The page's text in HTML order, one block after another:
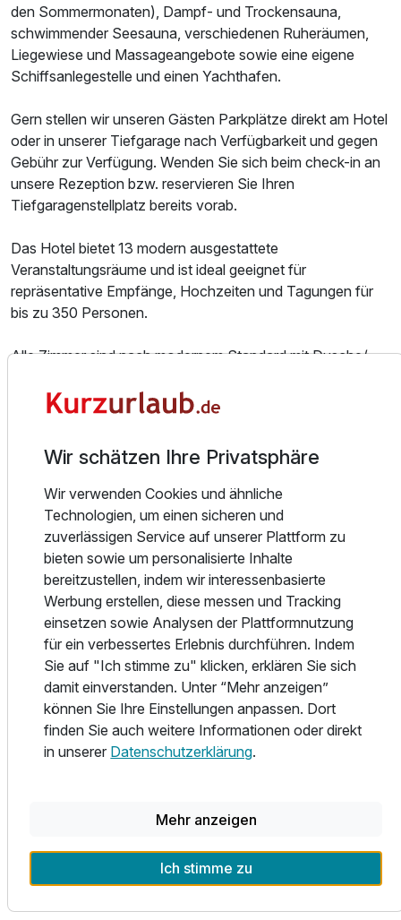
Ausstattung
Zusatznächte
Für 4 Tage
Maisonette-Suite
2 Erwachsene und 1 Kind
Ausstattung
Zusatznächte
den Sommermonaten), Dampf- und Trockensauna,
schwimmender Seesauna, verschiedenen Ruheräumen,
Liegewiese und Massageangebote sowie eine eigene
Schiffsanlegestelle und einen Yachthafen.
Gern stellen wir unseren Gästen Parkplätze direkt am Hotel
oder in unserer Tiefgarage nach Verfügbarkeit und gegen
Gebühr zur Verfügung. Wenden Sie sich beim check-in an
unsere Rezeption bzw. reservieren Sie Ihren
Tiefgaragenstellplatz bereits vorab.
Das Hotel bietet 13 modern ausgestattete
Veranstaltungsräume und ist ideal geeignet für
repräsentative Empfänge, Hochzeiten und Tagungen für
bis zu 350 Personen.
Alle Zimmer sind nach modernem Standard mit Dusche/
Durchwahltelefon sowie teilweise mit Terrasse oder
Balkon ausgestattet und verfügen über einen herrlichen
Parklandschaft der Insel Hermannswerder.
Im gesamten Haus bieten wir Ihnen einen kostenfreien
WLAN-Internetzugang an.
Freuen Sie sich auf Ihr zu Hause auf Zeit mit
- 88 komfortabel und zeitgemäß eingerichteten Zimmern,
Suiten und Maisonetten, (Nichtraucherzimmer & -suiten)
- 13 modernen und tageslicht durchfluteten Tagungs- und
Banketträume,
- Spa-& Wellnesscenter "Aquamarin" mit Innenpool &
Außenpool (geöffnet in den Sommermonaten),
schwimmender Seesauna, Trocken-und Dampfsauna,
Salzsolekammer, Kaminlounge mit Wellnessbar,
verschiedene Ruheräume, Fitnessraum u.v.m.
- eigener Schiffsanlegestelle
Diese Insel bietet ihren Besuchern eine Idylle mitten in der
Wir schätzen Ihre Privatsphäre
Wir verwenden Cookies und ähnliche
Technologien, um einen sicheren und
zuverlässigen Service auf unserer Plattform zu
bieten sowie um personalisierte Inhalte
bereitzustellen, indem wir interessenbasierte
Werbung erstellen, diese messen und Tracking
einsetzen sowie Analysen der Plattformnutzung
für ein verbessertes Erlebnis durchführen. Indem
Sie auf "Ich stimme zu" klicken, erklären Sie sich
damit einverstanden. Unter “Mehr anzeigen”
können Sie Ihre Einstellungen anpassen. Dort
finden Sie auch weitere Informationen oder direkt
in unserer Datenschutzerklärung.
Mehr anzeigen
Ich stimme zu